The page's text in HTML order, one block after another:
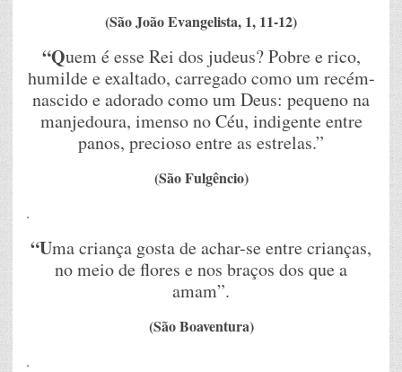
(São João Evangelista, 1, 11-12)
“Quem é esse Rei dos judeus? Pobre e rico,
humilde e exaltado, carregado como um recém-
nascido e adorado como um Deus: pequeno na
manjedoura, imenso no Céu, indigente entre
panos, precioso entre as estrelas.”
(São Fulgêncio)
.
“Uma criança gosta de achar-se entre crianças,
no meio de flores e nos braços dos que a
amam”.
(São Boaventura)
.